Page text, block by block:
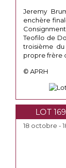
Jeremy
enchère
Teofilo de
troisième du
propre frère
© APRH
LOT 169
18 octobre -